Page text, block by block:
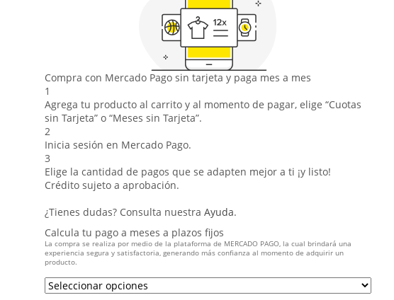
Compra con Mercado Pago sin tarjeta y paga mes a mes
1
Agrega tu producto al carrito y al momento de pagar, elige “Cuotas
sin Tarjeta” o “Meses sin Tarjeta”.
2
Inicia sesión en Mercado Pago.
3
Elige la cantidad de pagos que se adapten mejor a ti ¡y listo!
Crédito sujeto a aprobación.
¿Tienes dudas? Consulta nuestra Ayuda.
Calcula tu pago a meses a plazos fijos
La compra se realiza por medio de la plataforma de MERCADO PAGO, la cual brindará una
experiencia segura y satisfactoria, generando más confianza al momento de adquirir un
producto.